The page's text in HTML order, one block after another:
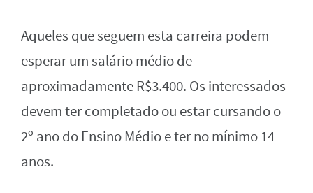
Aqueles que seguem esta carreira podem
esperar um salário médio de
aproximadamente R$3.400. Os interessados
devem ter completado ou estar cursando o
2º ano do Ensino Médio e ter no mínimo 14
anos.